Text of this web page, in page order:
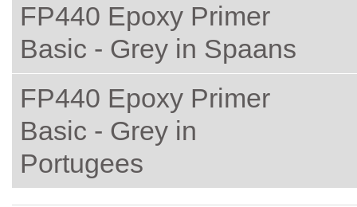
FP440 Epoxy Primer
Basic - Grey in Spaans
FP440 Epoxy Primer
Basic - Grey in
Portugees